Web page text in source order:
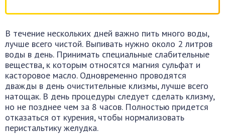
В течение нескольких дней важно пить много воды,
лучше всего чистой. Выпивать нужно около 2 литров
воды в день. Принимать специальные слабительные
вещества, к которым относятся магния сульфат и
касторовое масло. Одновременно проводятся
дважды в день очистительные клизмы, лучше всего
натощак. В день процедуры следует сделать клизму,
но не позднее чем за 8 часов. Полностью придется
отказаться от курения, чтобы нормализовать
перистальтику желудка.